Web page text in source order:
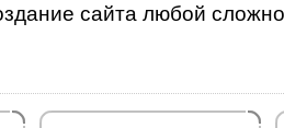
сайта любой